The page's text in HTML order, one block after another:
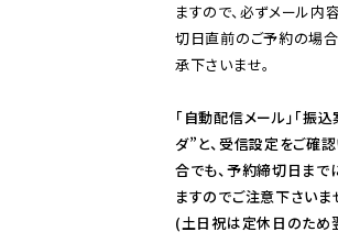
ますので、必ずメール内
切日直前のご予約の場合
承下さいませ。
「自動配信メール」「振
ダ”と、受信設定をご確
合でも、予約締切日まで
ますのでご注意下さいま
(土日祝は定休日のため